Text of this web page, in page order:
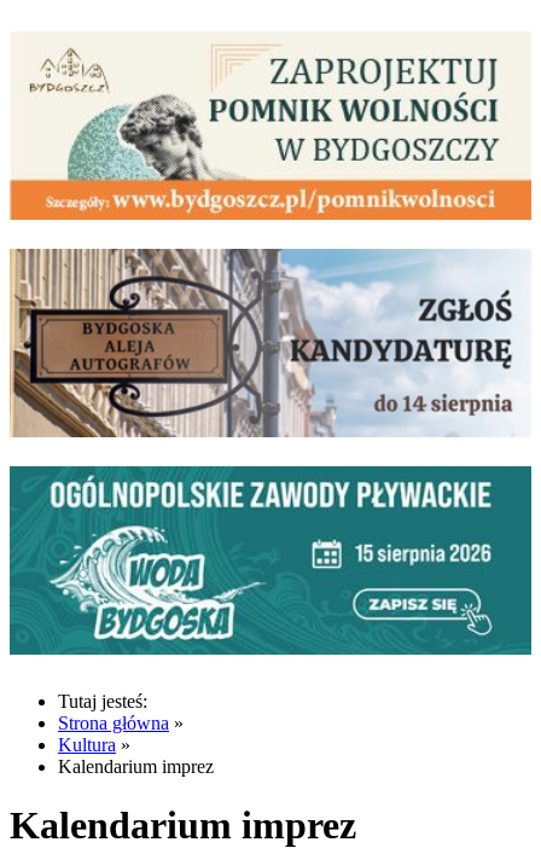
Tutaj jesteś:
Strona główna »
Kultura »
Kalendarium imprez
Kalendarium imprez